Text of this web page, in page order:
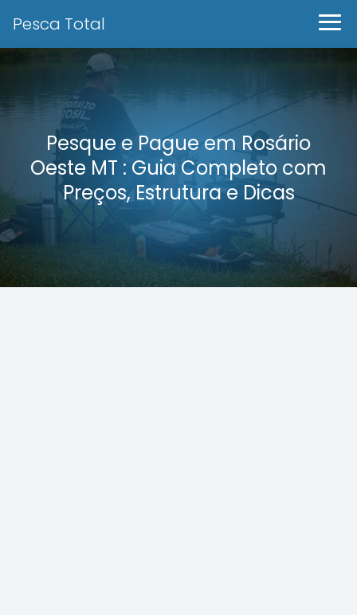
Pesca Total
Pesque e Pague em Rosário
Oeste MT : Guia Completo com
Preços, Estrutura e Dicas